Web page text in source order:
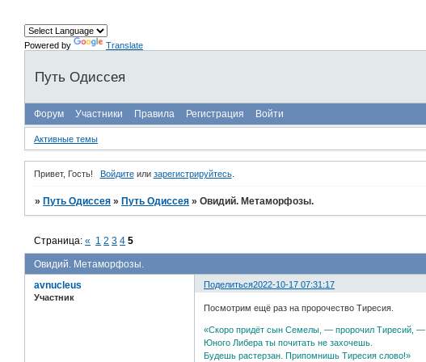
Powered by Translate
Путь Одиссея
Форум Участники Правила Регистрация Войти
Активные темы
Привет, Гость! Войдитеили зарегистрируйтесь.
» Путь Одиссея » Путь Одиссея »Овидий. Метаморфозы.
Овидий. Метаморфозы.
Страница:« 1 2 3 4 5
Поделиться2022-10-17 07:31:17
avnucleus
Участник
Посмотрим ещё раз на пророчество Тиресия.
«Скоро придёт сын Семелы, — пророчил Тиресий, —
Юного Либера ты почитать не захочешь.
Будешь растерзан. Припомнишь Тиресия слово!»